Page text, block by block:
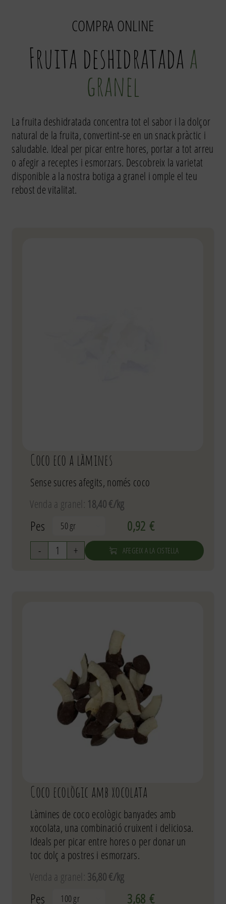
COMPRA ONLINE
Fruita deshidratada a
granel
La fruita deshidratada concentra tot el sabor i la dolçor
natural de la fruita, convertint-se en un snack pràctic i
saludable. Ideal per picar entre hores, portar a tot arreu
o afegir a receptes i esmorzars. Descobreix la varietat
disponible a la nostra botiga a granel i omple el teu
rebost de vitalitat.
Coco eco a làmines
Sense sucres afegits, només coco
Venda a granel: 18,40 €/kg
Pes 0,92 €
quantitat
AFEGEIX A LA CISTELLA
Coco ecològic amb xocolata
Làmines de coco ecològic banyades amb
xocolata, una combinació cruixent i deliciosa.
Ideals per picar entre hores o per donar un
toc dolç a postres i esmorzars.
Venda a granel: 36,80 €/kg
Pes 3,68 €